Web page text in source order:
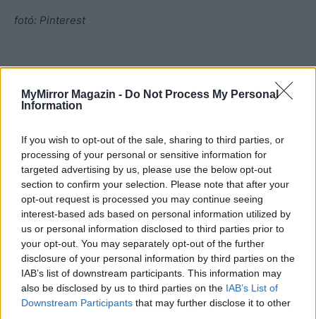
MyMirror Magazin - Do Not Process My Personal
Information
If you wish to opt-out of the sale, sharing to third parties, or
processing of your personal or sensitive information for
targeted advertising by us, please use the below opt-out
section to confirm your selection. Please note that after your
opt-out request is processed you may continue seeing
interest-based ads based on personal information utilized by
us or personal information disclosed to third parties prior to
your opt-out. You may separately opt-out of the further
disclosure of your personal information by third parties on the
IAB’s list of downstream participants. This information may
also be disclosed by us to third parties on the IAB’s List of
Downstream Participants that may further disclose it to other
fotó: Pinterest
Imre Hilda